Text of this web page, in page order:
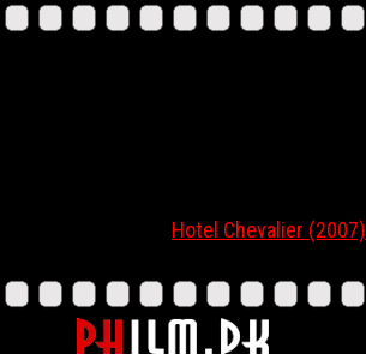
Hotel Chevalier (2007)